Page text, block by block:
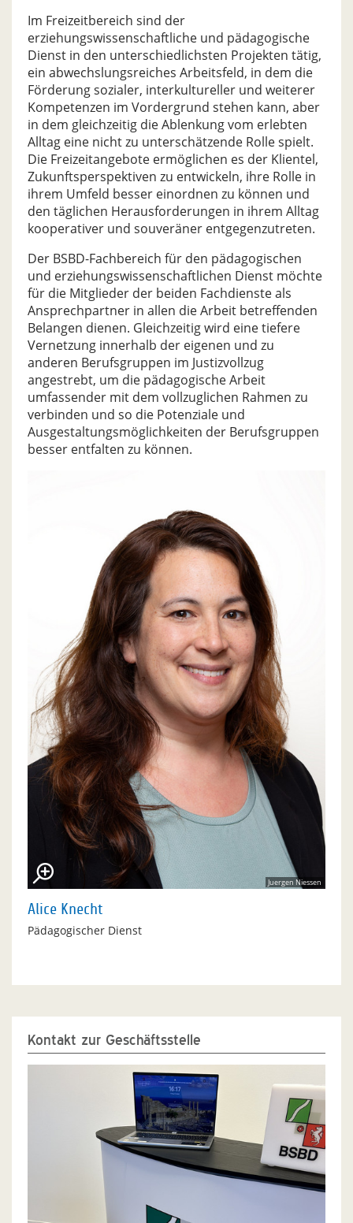
Im Freizeitbereich sind der
erziehungswissenschaftliche und pädagogische
Dienst in den unterschiedlichsten Projekten tätig,
ein abwechslungsreiches Arbeitsfeld, in dem die
Förderung sozialer, interkultureller und weiterer
Kompetenzen im Vordergrund stehen kann, aber
in dem gleichzeitig die Ablenkung vom erlebten
Alltag eine nicht zu unterschätzende Rolle spielt.
Die Freizeitangebote ermöglichen es der Klientel,
Zukunftsperspektiven zu entwickeln, ihre Rolle in
ihrem Umfeld besser einordnen zu können und
den täglichen Herausforderungen in ihrem Alltag
kooperativer und souveräner entgegenzutreten.
Der BSBD-Fachbereich für den pädagogischen
und erziehungswissenschaftlichen Dienst möchte
für die Mitglieder der beiden Fachdienste als
Ansprechpartner in allen die Arbeit betreffenden
Belangen dienen. Gleichzeitig wird eine tiefere
Vernetzung innerhalb der eigenen und zu
anderen Berufsgruppen im Justizvollzug
angestrebt, um die pädagogische Arbeit
umfassender mit dem vollzuglichen Rahmen zu
verbinden und so die Potenziale und
Ausgestaltungsmöglichkeiten der Berufsgruppen
besser entfalten zu können.
Juergen Niessen
Alice Knecht
Pädagogischer Dienst
Kontakt zur Geschäftsstelle